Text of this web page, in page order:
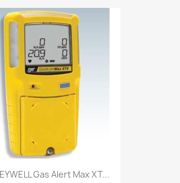
Gas Alert Max XT...